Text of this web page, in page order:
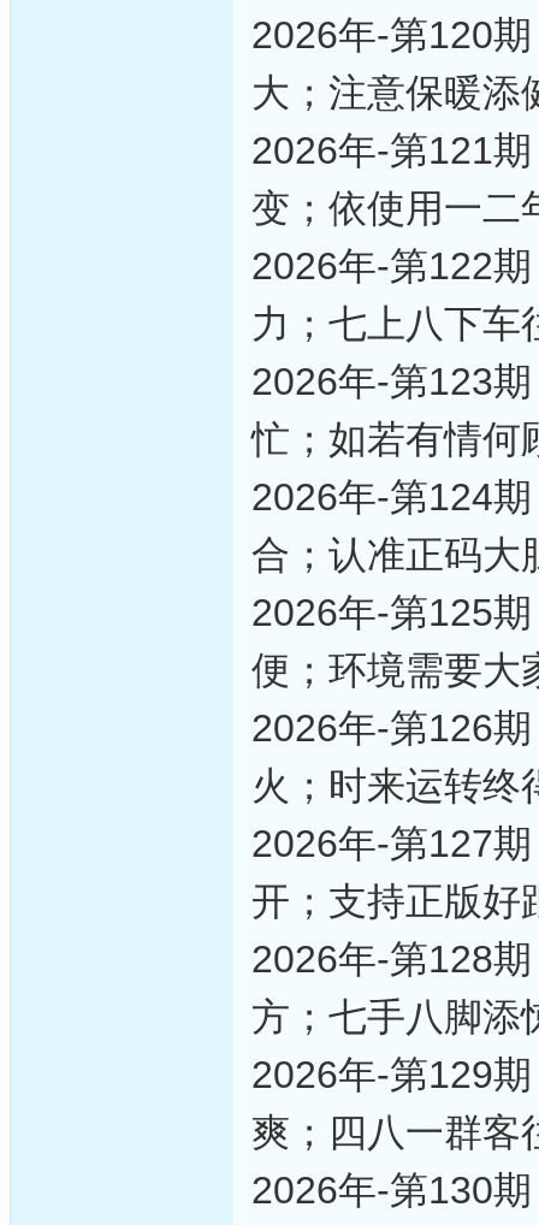
2026年-第120
大；注意保暖添
2026年-第121
变；依使用一二
2026年-第122
力；七上八下车
2026年-第123
忙；如若有情何
2026年-第124
合；认准正码大
2026年-第125
便；环境需要大
2026年-第126
火；时来运转终
2026年-第127
开；支持正版好
2026年-第128
方；七手八脚添
2026年-第129
爽；四八一群客
2026年-第130